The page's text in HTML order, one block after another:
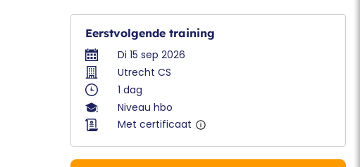
Eerstvolgende training
Di 15 sep 2026
Utrecht CS
1 dag
Niveau hbo
Met certificaat